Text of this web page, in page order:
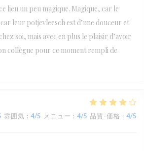
lieu un peu magique. Magique, car le
leur potjevleesch est d’une douceur et
soi, mais avec en plus le plaisir d’avoir
collègue pour ce moment rempli de
雰囲気 : 4/5 メニュー : 4/5 品質-価格 : 4/5